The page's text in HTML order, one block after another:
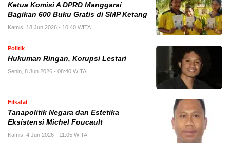
Ketua Komisi A DPRD Manggarai
Bagikan 600 Buku Gratis di SMP Ketang
Kamis, 18 Jun 2026 - 10:40 WITA
Politik
Hukuman Ringan, Korupsi Lestari
Senin, 8 Jun 2026 - 08:40 WITA
Filsafat
Tanapolitik Negara dan Estetika
Eksistensi Michel Foucault
Kamis, 4 Jun 2026 - 11:05 WITA